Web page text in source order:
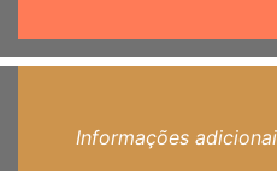
Informações